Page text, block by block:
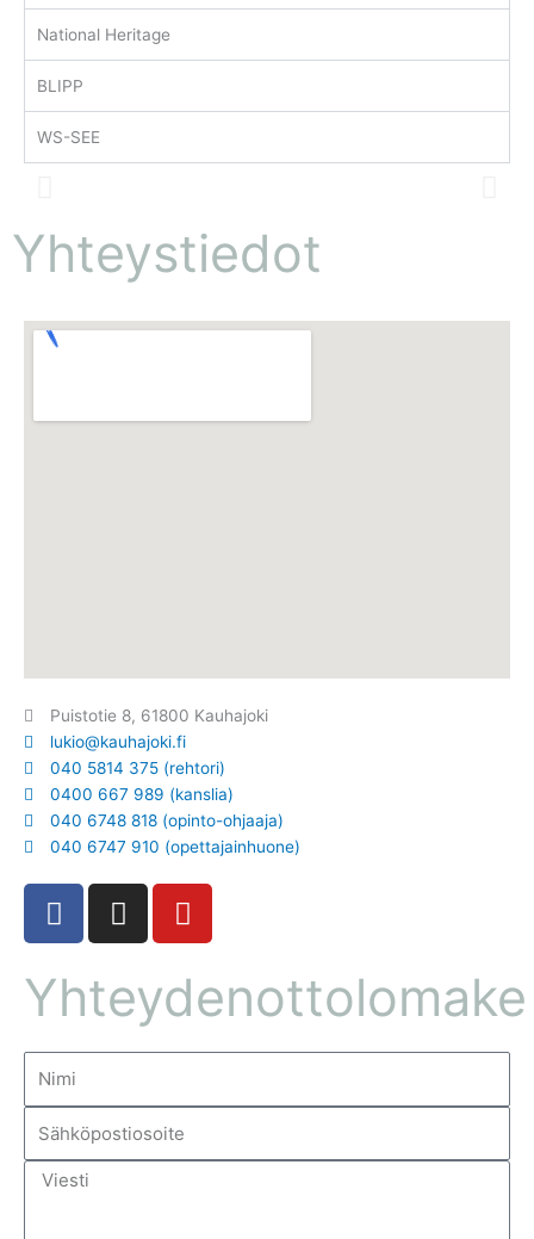
National Heritage
BLIPP
WS-SEE
Yhteystiedot
Puistotie 8, 61800 Kauhajoki
lukio@kauhajoki.fi
040 5814 375 (rehtori)
0400 667 989 (kanslia)
040 6748 818 (opinto-ohjaaja)
040 6747 910 (opettajainhuone)
F
a
e
b
o
o
k
I
n
t
a
g
a
m
Y
o
t
u
b
Yhteydenottolomake
h